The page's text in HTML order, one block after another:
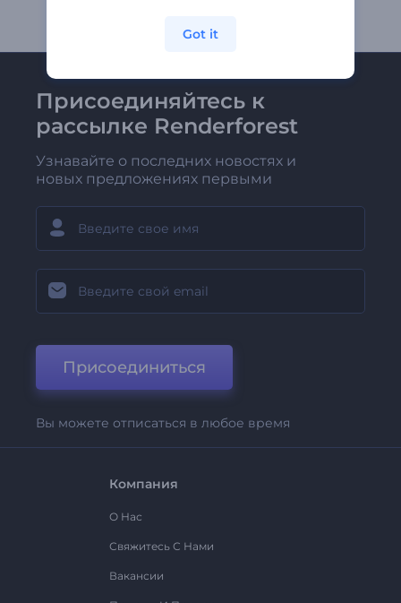
Присоединяйтесь к
рассылке Renderforest
Узнавайте о последних новостях и
новых предложениях первыми
Присоединиться
Вы можете отписаться в любое время
Компания
О Нас
Свяжитесь С Нами
Вакансии
Got it